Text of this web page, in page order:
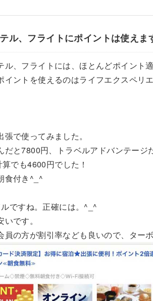
ル、フライトにポイントは使えま
ル、フライトには、ほとんどポイント
イントを使えるのはライフエクスペリ
張で使ってみました。
だと7800円、トラベルアドバンテージ
でも4600円でした！
食付き^_^
ですね。正確には。^_^
です。
員の方が割引率なども良いので、ター